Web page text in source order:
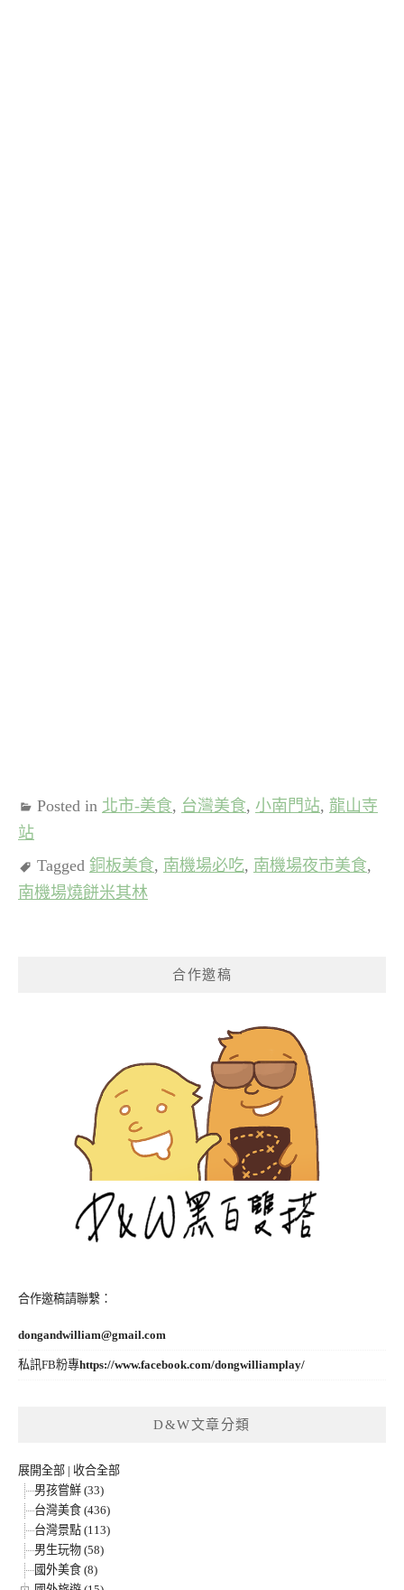
Posted in 北市-美食, 台灣美食, 小南門站, 龍山寺
站
Tagged 銅板美食, 南機場必吃, 南機場夜市美食,
南機場燒餅米其林
合作邀稿
合作邀稿請聯繫：
dongandwilliam@gmail.com
私訊FB粉專https://www.facebook.com/dongwilliamplay/
D&W文章分類
展開全部 | 收合全部
男孩嘗鮮 (33)
台灣美食 (436)
台灣景點 (113)
男生玩物 (58)
國外美食 (8)